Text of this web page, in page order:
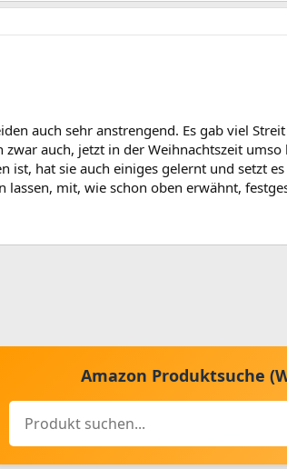
auch sehr anstrengend. Es gab viel
zwar auch, jetzt in der Weihnachtszeit
ist, hat sie auch einiges gelernt und setzt
lassen, mit, wie schon oben erwähnt,
Amazon Produktsuche